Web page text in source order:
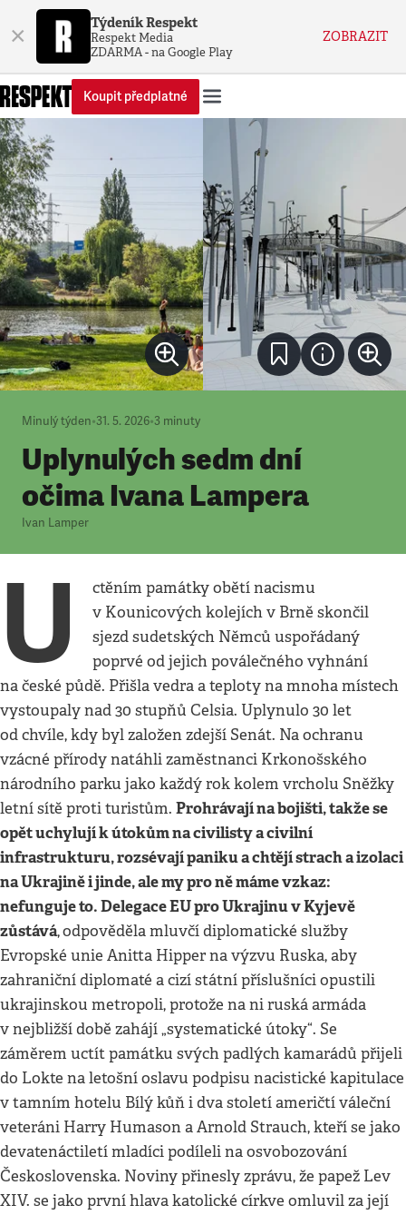
× Týdeník Respekt
Respekt Media
ZDARMA - na Google Play
ZOBRAZIT
Koupit předplatné
Minulý týden•31. 5. 2026•3 minuty
Uplynulých sedm dní
očima Ivana Lampera
Ivan Lamper
U
ctěním památky obětí nacismu
v Kounicových kolejích v Brně skončil
sjezd sudetských Němců uspořádaný
poprvé od jejich poválečného vyhnání
na české půdě. Přišla vedra a teploty na mnoha místech
vystoupaly nad 30 stupňů Celsia. Uplynulo 30 let
od chvíle, kdy byl založen zdejší Senát. Na ochranu
vzácné přírody natáhli zaměstnanci Krkonošského
národního parku jako každý rok kolem vrcholu Sněžky
letní sítě proti turistům. Prohrávají na bojišti, takže se
opět uchylují k útokům na civilisty a civilní
infrastrukturu, rozsévají paniku a chtějí strach a izolaci
na Ukrajině i jinde, ale my pro ně máme vzkaz:
nefunguje to. Delegace EU pro Ukrajinu v Kyjevě
zůstává,odpověděla mluvčí diplomatické služby
Evropské unie Anitta Hipper na výzvu Ruska, aby
zahraniční diplomaté a cizí státní příslušníci opustili
ukrajinskou metropoli, protože na ni ruská armáda
v nejbližší době zahájí „systematické útoky“. Se
záměrem uctít památku svých padlých kamarádů přijeli
do Lokte na letošní oslavu podpisu nacistické kapitulace
v tamním hotelu Bílý kůň i dva století američtí váleční
veteráni Harry Humason a Arnold Strauch, kteří se jako
devatenáctiletí mladíci podíleli na osvobozování
Československa. Noviny přinesly zprávu, že papež Lev
XIV. se jako první hlava katolické církve omluvil za její